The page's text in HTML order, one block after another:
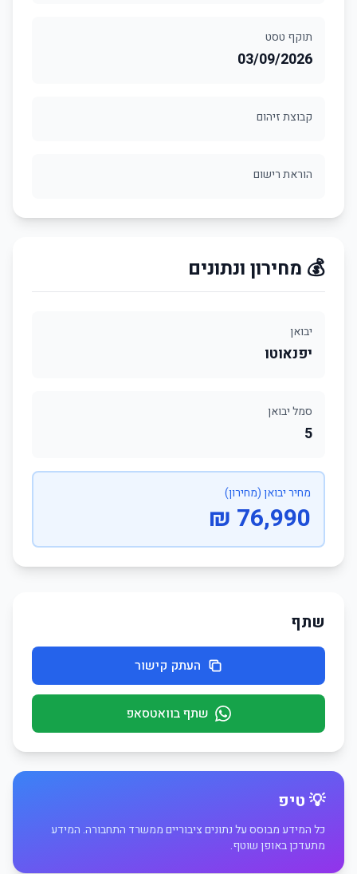
תוקף טסט
03/09/2026
קבוצת זיהום
הוראת רישום
💰 מחירון ונתונים
יבואן
יפנאוטו
סמל יבואן
5
מחיר יבואן (מחירון)
76,990 ₪
שתף
העתק קישור
שתף בוואטסאפ
💡 טיפ
כל המידע מבוסס על נתונים ציבוריים ממשרד התחבורה. המידע
מתעדכן באופן שוטף.